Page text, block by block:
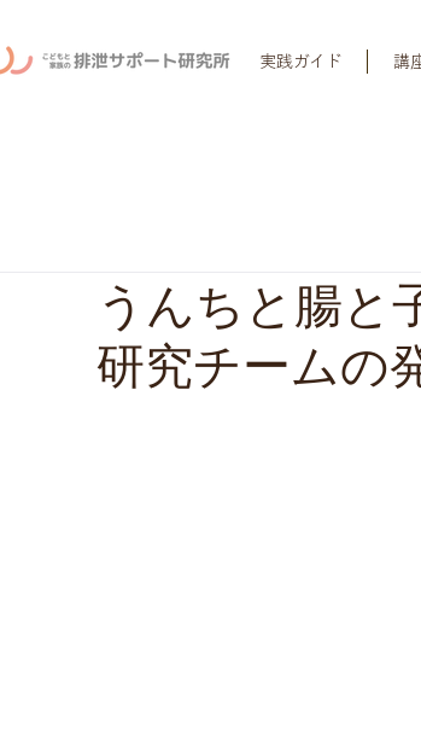
実践ガイド 講
うんちと腸と
研究チームの